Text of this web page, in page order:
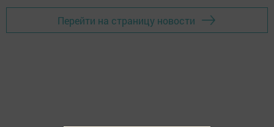
Перейти на страницу новости